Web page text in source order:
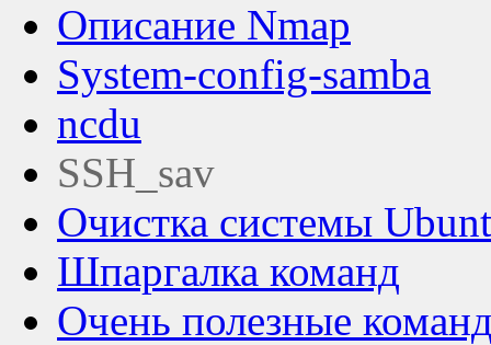
Описание Nmap
System-config-samba
ncdu
SSH_sav
Очистка системы
Шпаргалка команд
Очень полезные